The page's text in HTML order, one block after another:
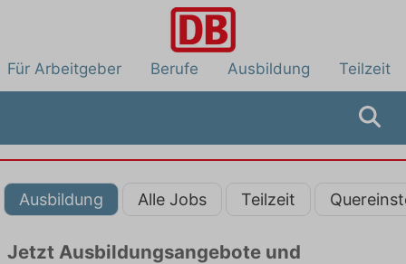
Für Arbeitgeber Berufe Ausbildung Teilzeit
Ausbildung Alle Jobs Teilzeit
Jetzt Ausbildungsangebote und